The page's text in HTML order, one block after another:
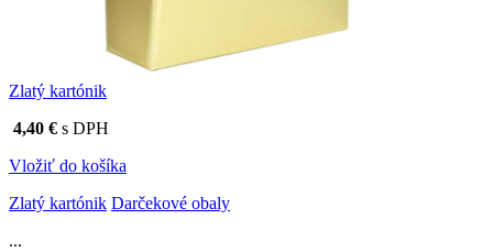
Zlatý kartónik
4,40 € s DPH
Vložiť do košíka
Zlatý kartónik Darčekové obaly
...